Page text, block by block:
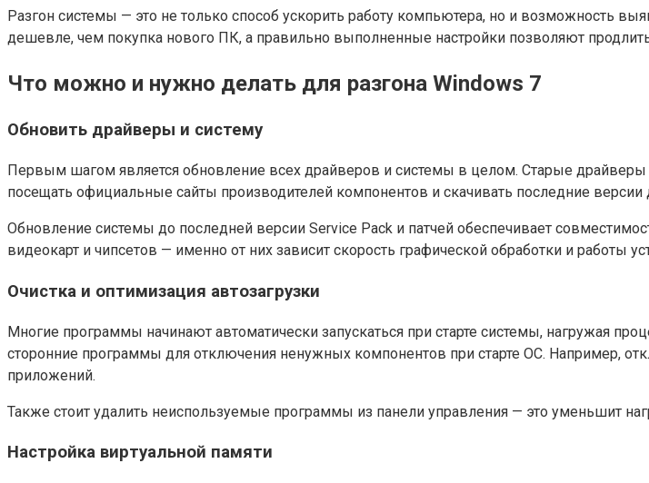
Разгон системы — это не только способ ускорить работу компьютера, но и возможность
дешевле, чем покупка нового ПК, а правильно выполненные настройки позволяют
Что можно и нужно делать для разгона Windows 7
Обновить драйверы и систему
Первым шагом является обновление всех драйверов и системы в целом. Старые
посещать официальные сайты производителей компонентов и скачивать последние версии
Обновление системы до последней версии Service Pack и патчей обеспечивает
видеокарт и чипсетов — именно от них зависит скорость графической обработки и работы
Очистка и оптимизация автозагрузки
Многие программы начинают автоматически запускаться при старте системы, нагружая
сторонние программы для отключения ненужных компонентов при старте ОС. Например,
приложений.
Также стоит удалить неиспользуемые программы из панели управления — это уменьшит
Настройка виртуальной памяти